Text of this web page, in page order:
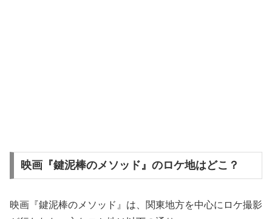
映画『鍵泥棒のメソッド』のロケ地はどこ？
映画『鍵泥棒のメソッド』は、関東地方を中心にロケ撮影